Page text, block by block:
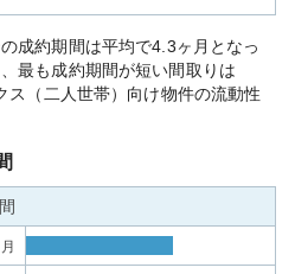
成約期間は平均で4.3ヶ月となっ
最も成約期間が短い間取りは
ス（二人世帯）向け物件の流動性